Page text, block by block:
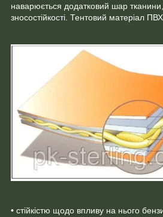
наварюється додатковий шар
зносостійкості. Тентовий матеріал
• стійкістю щодо впливу на нього